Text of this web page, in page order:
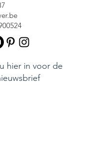
hier in voor de